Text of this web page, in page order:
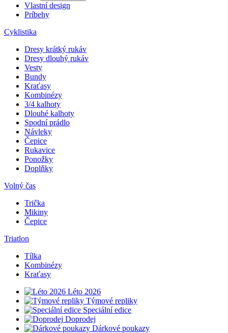
Vlastní design
Príbehy
Cyklistika
Dresy krátký rukáv
Dresy dlouhý rukáv
Vesty
Bundy
Kraťasy
Kombinézy
3/4 kalhoty
Dlouhé kalhoty
Spodní prádlo
Návleky
Čepice
Rukavice
Ponožky
Doplňky
Volný čas
Trička
Mikiny
Čepice
Triatlon
Tílka
Kombinézy
Kraťasy
Léto 2026
Týmové repliky
Speciální edice
Doprodej
Dárkové poukazy